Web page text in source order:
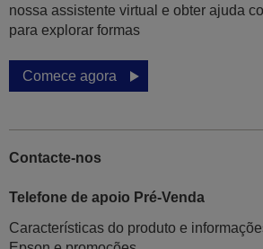
nossa assistente virtual e obter ajuda
para explorar formas
Comece agora
Contacte-nos
Telefone de apoio Pré-Venda
Características do produto e